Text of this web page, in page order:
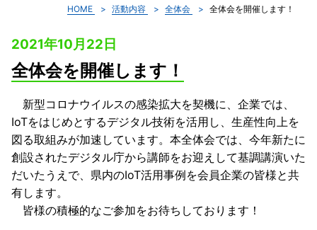
HOME 活動内容 全体会 全体会を開催します！
2021年10月22日
全体会を開催します！
新型コロナウイルスの感染拡大を契機に、企業では、
IoTをはじめとするデジタル技術を活用し、生産性向上を
図る取組みが加速しています。本全体会では、今年新たに
創設されたデジタル庁から講師をお迎えして基調講演いた
だいたうえで、県内のIoT活用事例を会員企業の皆様と共
有します。
皆様の積極的なご参加をお待ちしております！